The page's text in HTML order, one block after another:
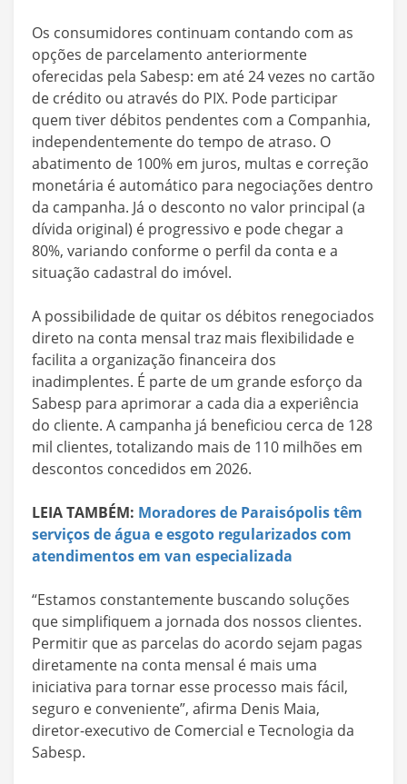
Os consumidores continuam contando com as
opções de parcelamento anteriormente
oferecidas pela Sabesp: em até 24 vezes no cartão
de crédito ou através do PIX. Pode participar
quem tiver débitos pendentes com a Companhia,
independentemente do tempo de atraso. O
abatimento de 100% em juros, multas e correção
monetária é automático para negociações dentro
da campanha. Já o desconto no valor principal (a
dívida original) é progressivo e pode chegar a
80%, variando conforme o perfil da conta e a
situação cadastral do imóvel.
A possibilidade de quitar os débitos renegociados
direto na conta mensal traz mais flexibilidade e
facilita a organização financeira dos
inadimplentes. É parte de um grande esforço da
Sabesp para aprimorar a cada dia a experiência
do cliente. A campanha já beneficiou cerca de 128
mil clientes, totalizando mais de 110 milhões em
descontos concedidos em 2026.
LEIA TAMBÉM: Moradores de Paraisópolis têm
serviços de água e esgoto regularizados com
atendimentos em van especializada
“Estamos constantemente buscando soluções
que simplifiquem a jornada dos nossos clientes.
Permitir que as parcelas do acordo sejam pagas
diretamente na conta mensal é mais uma
iniciativa para tornar esse processo mais fácil,
seguro e conveniente”, afirma Denis Maia,
diretor-executivo de Comercial e Tecnologia da
Sabesp.